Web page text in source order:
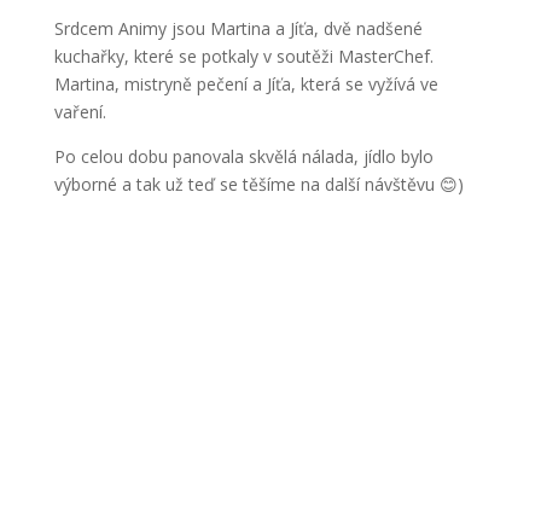
Srdcem Animy jsou Martina a Jíťa, dvě nadšené
kuchařky, které se potkaly v soutěži MasterChef.
Martina, mistryně pečení a Jíťa, která se vyžívá ve
vaření.
Po celou dobu panovala skvělá nálada, jídlo bylo
výborné a tak už teď se těšíme na další návštěvu 😊)